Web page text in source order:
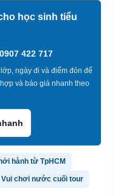
học sinh tiểu
0907 422 717
ngày đi và điểm đón để
và báo giá nhanh theo
hành từ TpHCM
Vui chơi nước cuối tour